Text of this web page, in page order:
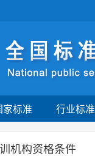
家标准 行业标准
机构资格条件